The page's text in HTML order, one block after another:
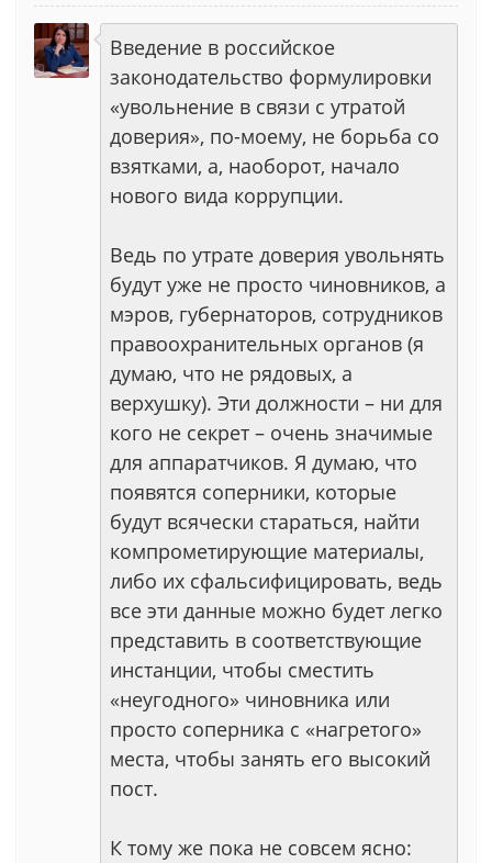
Введение в российское
законодательство формулировки
«увольнение в связи с утратой
доверия», по-моему, не борьба со
взятками, а, наоборот, начало
нового вида коррупции.
Ведь по утрате доверия увольнять
будут уже не просто чиновников, а
мэров, губернаторов, сотрудников
правоохранительных органов (я
думаю, что не рядовых, а
верхушку). Эти должности – ни для
кого не секрет – очень значимые
для аппаратчиков. Я думаю, что
появятся соперники, которые
будут всячески стараться, найти
компрометирующие материалы,
либо их сфальсифицировать, ведь
все эти данные можно будет легко
представить в соответствующие
инстанции, чтобы сместить
«неугодного» чиновника или
просто соперника с «нагретого»
места, чтобы занять его высокий
пост.
К тому же пока не совсем ясно: